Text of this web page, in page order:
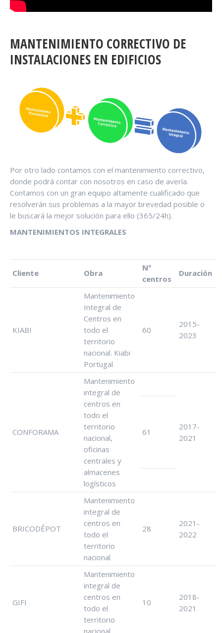
MANTENIMIENTO CORRECTIVO DE
INSTALACIONES EN EDIFICIOS
Por otro lado contamos con el mantenimiento correctivo,
donde podrá contar con nosotros en caso de avería.
Contamos con un gran equipo altamente cualificado que
resolverán sus problemas a la mayor brevedad posible o
le buscará la mejor solución para ello (365/24h).
MANTENIMIENTOS INTEGRALES
Cliente Obra
Nº
centros
Duración
KIABI
Mantenimiento
Integral de
Centros en
todo el
territorio
nacional. Kiabi
Portugal
60
2015-
2023
CONFORAMA
Mantenimiento
integral de
centros en
todo el
territorio
nacional,
oficinas
centrales y
almacenes
logísticos
2017-
2021
61
BRICODÊPOT
Mantenimiento
integral de
centros en
todo el
territorio
nacional
28
2021-
2022
GIFI
Mantenimiento
integral de
centros en
todo el
territorio
10
2018-
2021